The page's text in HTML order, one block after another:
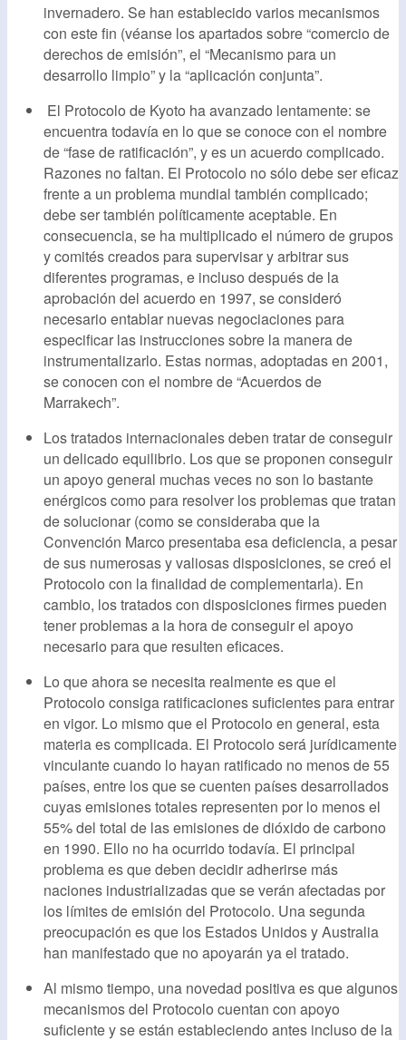
invernadero. Se han establecido varios mecanismos
con este fin (véanse los apartados sobre “comercio de
derechos de emisión”, el “Mecanismo para un
desarrollo limpio” y la “aplicación conjunta”.
El Protocolo de Kyoto ha avanzado lentamente: se
encuentra todavía en lo que se conoce con el nombre
de “fase de ratificación”, y es un acuerdo complicado.
Razones no faltan. El Protocolo no sólo debe ser eficaz
frente a un problema mundial también complicado;
debe ser también políticamente aceptable. En
consecuencia, se ha multiplicado el número de grupos
y comités creados para supervisar y arbitrar sus
diferentes programas, e incluso después de la
aprobación del acuerdo en 1997, se consideró
necesario entablar nuevas negociaciones para
especificar las instrucciones sobre la manera de
instrumentalizarlo. Estas normas, adoptadas en 2001,
se conocen con el nombre de “Acuerdos de
Marrakech”.
Los tratados internacionales deben tratar de conseguir
un delicado equilibrio. Los que se proponen conseguir
un apoyo general muchas veces no son lo bastante
enérgicos como para resolver los problemas que tratan
de solucionar (como se consideraba que la
Convención Marco presentaba esa deficiencia, a pesar
de sus numerosas y valiosas disposiciones, se creó el
Protocolo con la finalidad de complementarla). En
cambio, los tratados con disposiciones firmes pueden
tener problemas a la hora de conseguir el apoyo
necesario para que resulten eficaces.
Lo que ahora se necesita realmente es que el
Protocolo consiga ratificaciones suficientes para entrar
en vigor. Lo mismo que el Protocolo en general, esta
materia es complicada. El Protocolo será jurídicamente
vinculante cuando lo hayan ratificado no menos de 55
países, entre los que se cuenten países desarrollados
cuyas emisiones totales representen por lo menos el
55% del total de las emisiones de dióxido de carbono
en 1990. Ello no ha ocurrido todavía. El principal
problema es que deben decidir adherirse más
naciones industrializadas que se verán afectadas por
los límites de emisión del Protocolo. Una segunda
preocupación es que los Estados Unidos y Australia
han manifestado que no apoyarán ya el tratado.
Al mismo tiempo, una novedad positiva es que algunos
mecanismos del Protocolo cuentan con apoyo
suficiente y se están estableciendo antes incluso de la